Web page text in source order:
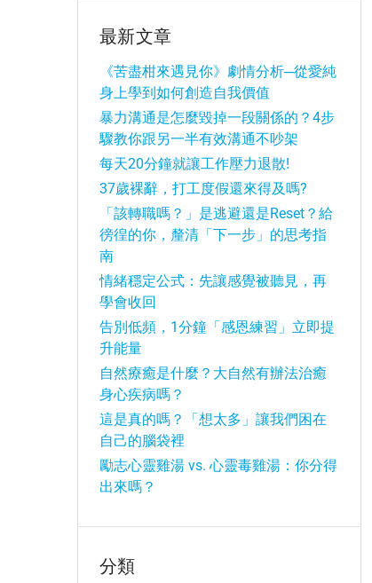
最新文章
《苦盡柑來遇見你》劇情分析─從愛純
身上學到如何創造自我價值
暴力溝通是怎麼毀掉一段關係的？4步
驟教你跟另一半有效溝通不吵架
每天20分鐘就讓工作壓力退散!
37歲裸辭，打工度假還來得及嗎?
「該轉職嗎？」是逃避還是Reset？給
徬徨的你，釐清「下一步」的思考指
南
情緒穩定公式：先讓感覺被聽見，再
學會收回
告別低頻，1分鐘「感恩練習」立即提
升能量
自然療癒是什麼？大自然有辦法治癒
身心疾病嗎？
這是真的嗎？「想太多」讓我們困在
自己的腦袋裡
勵志心靈雞湯 vs. 心靈毒雞湯：你分得
出來嗎？
分類